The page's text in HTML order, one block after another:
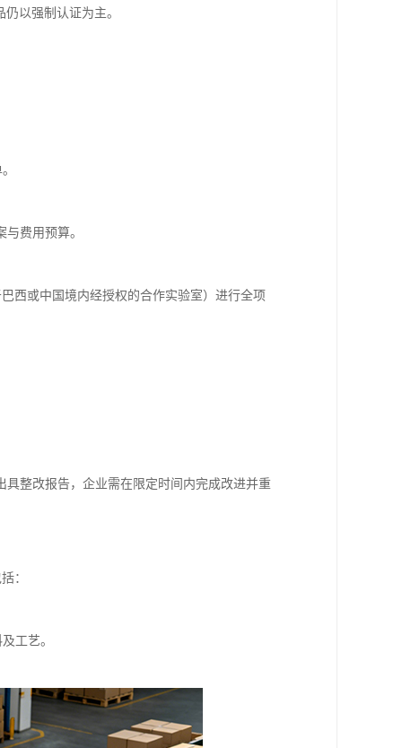
以强制认证为主。
费用预算。
西或中国境内经授权的合作实验室）进行全项
整改报告，企业需在限定时间内完成改进并重
：
工艺。